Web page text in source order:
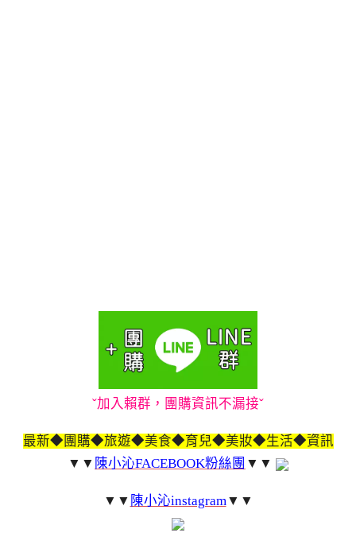
ˇ加入賴群，團購資訊不漏接ˇ
最新◆團購◆旅遊◆美食◆育兒◆美妝◆生活◆資訊
▼▼ 陳小沁FACEBOOK粉絲團 ▼▼
▼▼ 陳小沁instagram▼▼